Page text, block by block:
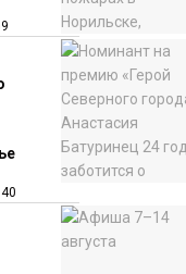
филиал
47
«квадратов»
площадок
лыжную
Гуль»